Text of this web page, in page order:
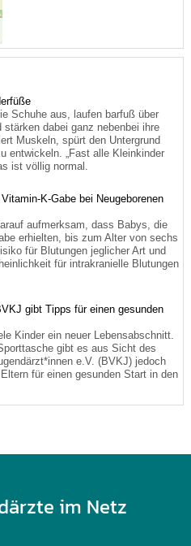
Schuhe aus, laufen barfuß über
dabei ganz nebenbei ihre
Muskeln, spürt den Untergrund
entwickeln. „Fast alle Kleinkinder
ist völlig normal.
K-Gabe bei Neugeborenen
aufmerksam, dass Babys, die
erhielten, bis zum Alter von sechs
für Blutungen jeglicher Art und
für intrakranielle Blutungen
gibt Tipps für einen gesunden
Kinder ein neuer Lebensabschnitt.
gibt es aus Sicht des
e.V. (BVKJ) jedoch
für einen gesunden Start in den
im Netz